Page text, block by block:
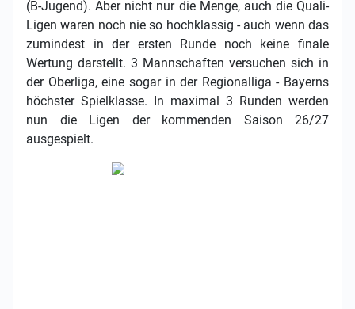
(B-Jugend). Aber nicht nur die Menge, auch die Quali-
Ligen waren noch nie so hochklassig - auch wenn das
zumindest in der ersten Runde noch keine finale
Wertung darstellt. 3 Mannschaften versuchen sich in
der Oberliga, eine sogar in der Regionalliga - Bayerns
höchster Spielklasse. In maximal 3 Runden werden
nun die Ligen der kommenden Saison 26/27
ausgespielt.